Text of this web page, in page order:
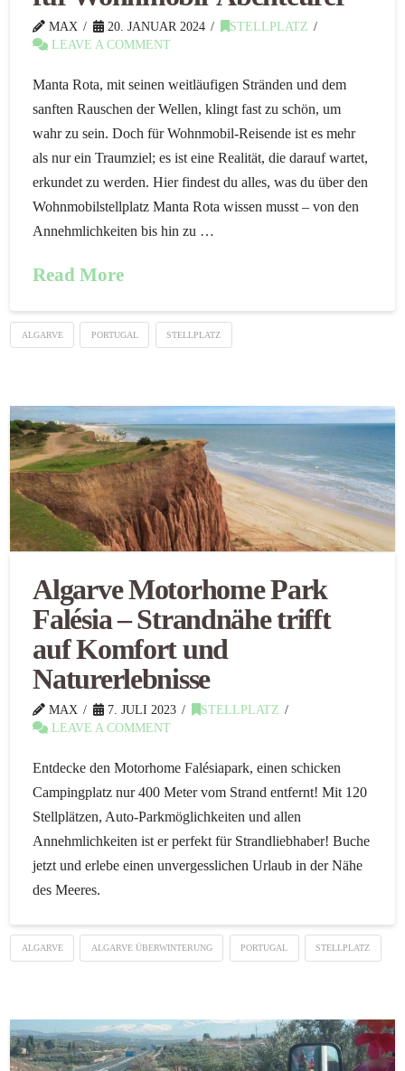
MAX 20. JANUAR 2024
STELLPLATZ
LEAVE A COMMENT
Manta Rota, mit seinen weitläufigen Stränden und dem
sanften Rauschen der Wellen, klingt fast zu schön, um
wahr zu sein. Doch für Wohnmobil-Reisende ist es mehr
als nur ein Traumziel; es ist eine Realität, die darauf wartet,
erkundet zu werden. Hier findest du alles, was du über den
Wohnmobilstellplatz Manta Rota wissen musst – von den
Annehmlichkeiten bis hin zu …
Read More
ALGARVE PORTUGAL STELLPLATZ
Algarve Motorhome Park
Falésia – Strandnähe trifft
auf Komfort und
Naturerlebnisse
MAX 7. JULI 2023
STELLPLATZ
LEAVE A COMMENT
Entdecke den Motorhome Falésiapark, einen schicken
Campingplatz nur 400 Meter vom Strand entfernt! Mit 120
Stellplätzen, Auto-Parkmöglichkeiten und allen
Annehmlichkeiten ist er perfekt für Strandliebhaber! Buche
jetzt und erlebe einen unvergesslichen Urlaub in der Nähe
des Meeres.
ALGARVE ALGARVE ÜBERWINTERUNG PORTUGAL STELLPLATZ